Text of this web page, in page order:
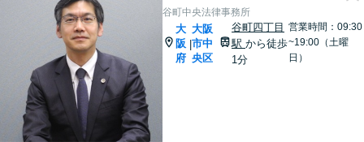
谷町中央法律事務所
大
阪
府
|
大阪
市中
央区
谷町四丁目
駅から徒歩
1分
営業時間：09:30
~19:00（土曜
日）